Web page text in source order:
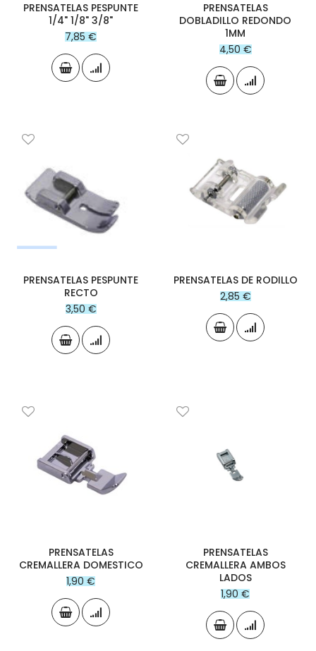
PRENSATELAS PESPUNTE
1/4" 1/8" 3/8"
7,85 €
PRENSATELAS
DOBLADILLO REDONDO
1MM
4,50 €
PRENSATELAS PESPUNTE
RECTO
3,50 €
PRENSATELAS DE RODILLO
2,85 €
PRENSATELAS
CREMALLERA DOMESTICO
1,90 €
PRENSATELAS
CREMALLERA AMBOS
LADOS
1,90 €